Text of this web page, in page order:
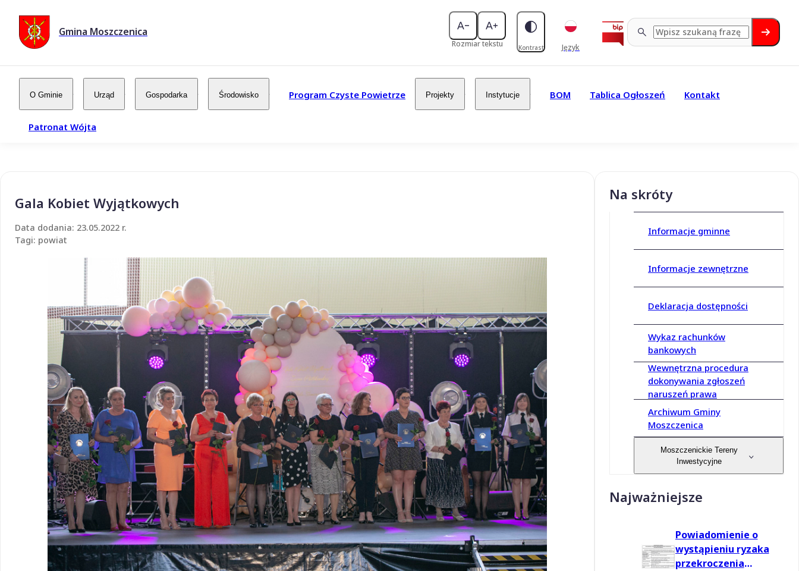
Gmina Moszczenica
Rozmiar tekstu Kontrast Język
O Gminie Urząd Gospodarka Środowisko Program Czyste Powietrze Projekty Instytucje BOM Tablica Ogłoszeń Kontakt
Patronat Wójta
Gala Kobiet Wyjątkowych
Data dodania: 23.05.2022 r.
Tagi: powiat
Na skróty
Informacje gminne
Informacje zewnętrzne
Deklaracja dostępności
Wykaz rachunków
bankowych
Wewnętrzna procedura
dokonywania zgłoszeń
naruszeń prawa
Archiwum Gminy
Moszczenica
Moszczenickie Tereny
Inwestycyjne
Najważniejsze
Powiadomienie o
wystąpieniu ryzaka
przekroczenia